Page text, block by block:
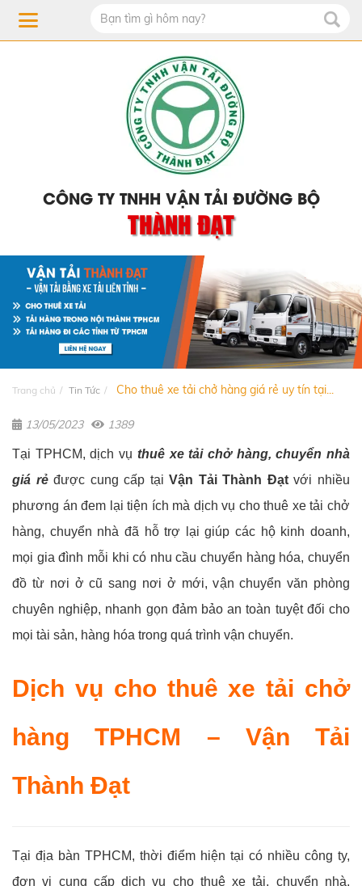
CÔNG TY TNHH VẬN TẢI ĐƯỜNG BỘ
THÀNH ĐẠT
Trang chủ Tin Tức Cho thuê xe tải chở hàng giá rẻ uy tín tại...
13/05/2023 1389
Tại TPHCM, dịch vụ thuê xe tải chở hàng, chuyển nhà
giá rẻđược cung cấp tạiVận Tải Thành Đạtvới nhiều
phương án đem lại tiện ích mà dịch vụ cho thuê xe tải chở
hàng, chuyển nhà đã hỗ trợ lại giúp các hộ kinh doanh,
mọi gia đình mỗi khi có nhu cầu chuyển hàng hóa, chuyển
đồ từ nơi ở cũ sang nơi ở mới, vận chuyển văn phòng
chuyên nghiệp, nhanh gọn đảm bảo an toàn tuyệt đối cho
mọi tài sản, hàng hóa trong quá trình vận chuyển.
Dịch vụ cho thuê xe tải chở
hàng TPHCM – Vận Tải
Thành Đạt
Tại địa bàn TPHCM, thời điểm hiện tại có nhiều công ty,
đơn vị cung cấp dịch vụ cho thuê xe tải, chuyển nhà,